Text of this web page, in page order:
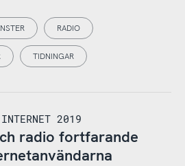
RADIO
TIDNINGAR
INTERNET 2019
radio fortfarande